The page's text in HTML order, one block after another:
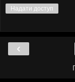
Надати доступ
‹